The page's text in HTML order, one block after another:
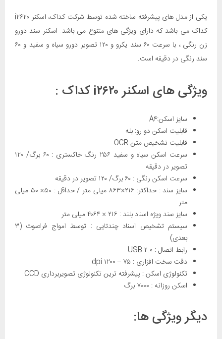
یکی از مدل های پیشرفته ساخته شده توسط شرکت کداک، اسکنر i۲۶۲۰
کداک می باشد که دارای ویژگی های متنوع می باشد. اسکنر سند دورو
زن رنگی ، با سرعت ۶۰ سند یکرو و ۱۲۰ تصویر دورو سیاه و سفید و ۶۰
سند رنگی در دقیقه است.
ویژگی های اسکنر i۲۶۲۰ کداک :
سایز اسکن:A۴
قابلیت اسکن دو رو: بله
قابلیت تشخیص متن OCR
سرعت اسکن سیاه و سفید ۲۵۶ رنگ خاکستری : ۶۰ برگ/ ۱۲۰
تصویر در دقیقه
سرعت اسکن رنگی : ۶۰ برگ/ ۱۲۰ تصویر در دقیقه
سایز سند : حداکثر: ۲۱۶×۸۶۳ میلی متر / حداقل : ۵۰× ۵۰ میلی
متر
سایز سند ویژه اسناد بلند : ۲۱۶ × ۴۰۶۴ میلی متر
سیستم تشخیص اسناد چندتایی : توسط امواج فراصوت (۳
بعدی)
رابط اتصال : USB ۲.۰
دقت سخت افزاری : ۷۵ – ۱۲۰۰ dpi
تکنولوژی اسکن : پیشرفته ترین تکنولوژی تصویربرداری CCD
اسکن روزانه : ۷۰۰۰ برگ
دیگر ویژگی ها: